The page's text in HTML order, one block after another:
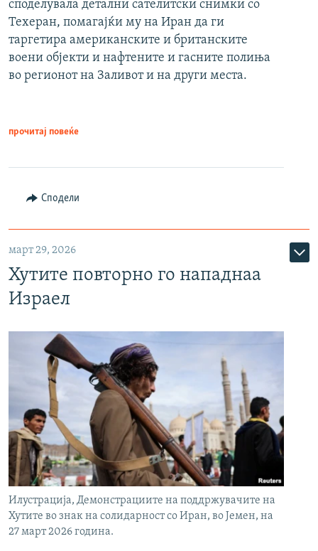
споделувала детални сателитски снимки со
Техеран, помагајќи му на Иран да ги
таргетира американските и британските
воени објекти и нафтените и гасните полиња
во регионот на Заливот и на други места.
прочитај повеќе
Сподели
март 29, 2026
Хутите повторно го нападнаа
Израел
Илустрација, Демонстрациите на поддржувачите на
Хутите во знак на солидарност со Иран, во Јемен, на
27 март 2026 година.